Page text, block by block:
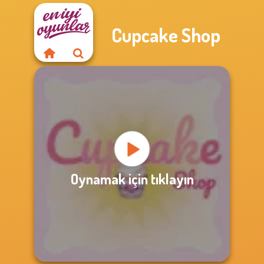
Cupcake Shop
Oynamak için tıklayın